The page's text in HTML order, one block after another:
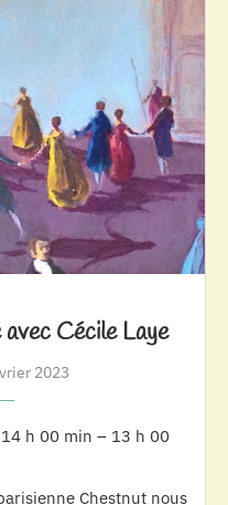
Cécile Laye
2023
h 00 min – 13 h 00
Chestnut nous